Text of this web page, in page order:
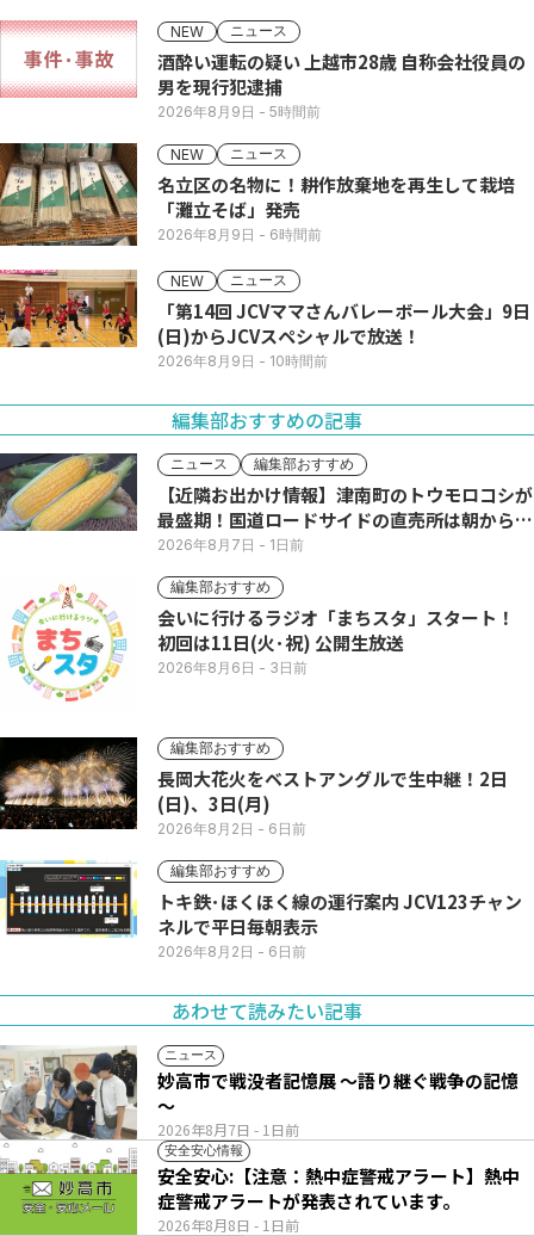
NEW ニュース
酒酔い運転の疑い 上越市28歳 自称会社役員の
男を現行犯逮捕
2026年8月9日 - 5時間前
NEW ニュース
名立区の名物に！耕作放棄地を再生して栽培
「灘立そば」発売
2026年8月9日 - 6時間前
NEW ニュース
「第14回 JCVママさんバレーボール大会」9日
(日)からJCVスペシャルで放送！
2026年8月9日 - 10時間前
編集部おすすめの記事
ニュース 編集部おすすめ
【近隣お出かけ情報】津南町のトウモロコシが
最盛期！国道ロードサイドの直売所は朝から長
い列
2026年8月7日 - 1日前
編集部おすすめ
会いに行けるラジオ「まちスタ」スタート！
初回は11日(火･祝) 公開生放送
2026年8月6日 - 3日前
編集部おすすめ
長岡大花火をベストアングルで生中継！2日
(日)、3日(月)
2026年8月2日 - 6日前
編集部おすすめ
トキ鉄･ほくほく線の運行案内 JCV123チャン
ネルで平日毎朝表示
2026年8月2日 - 6日前
あわせて読みたい記事
ニュース
2026年8月7日 - 1日前
妙高市で戦没者記憶展 ～語り継ぐ戦争の記憶
～
安全安心情報
2026年8月8日 - 1日前
安全安心:【注意：熱中症警戒アラート】熱中
症警戒アラートが発表されています。